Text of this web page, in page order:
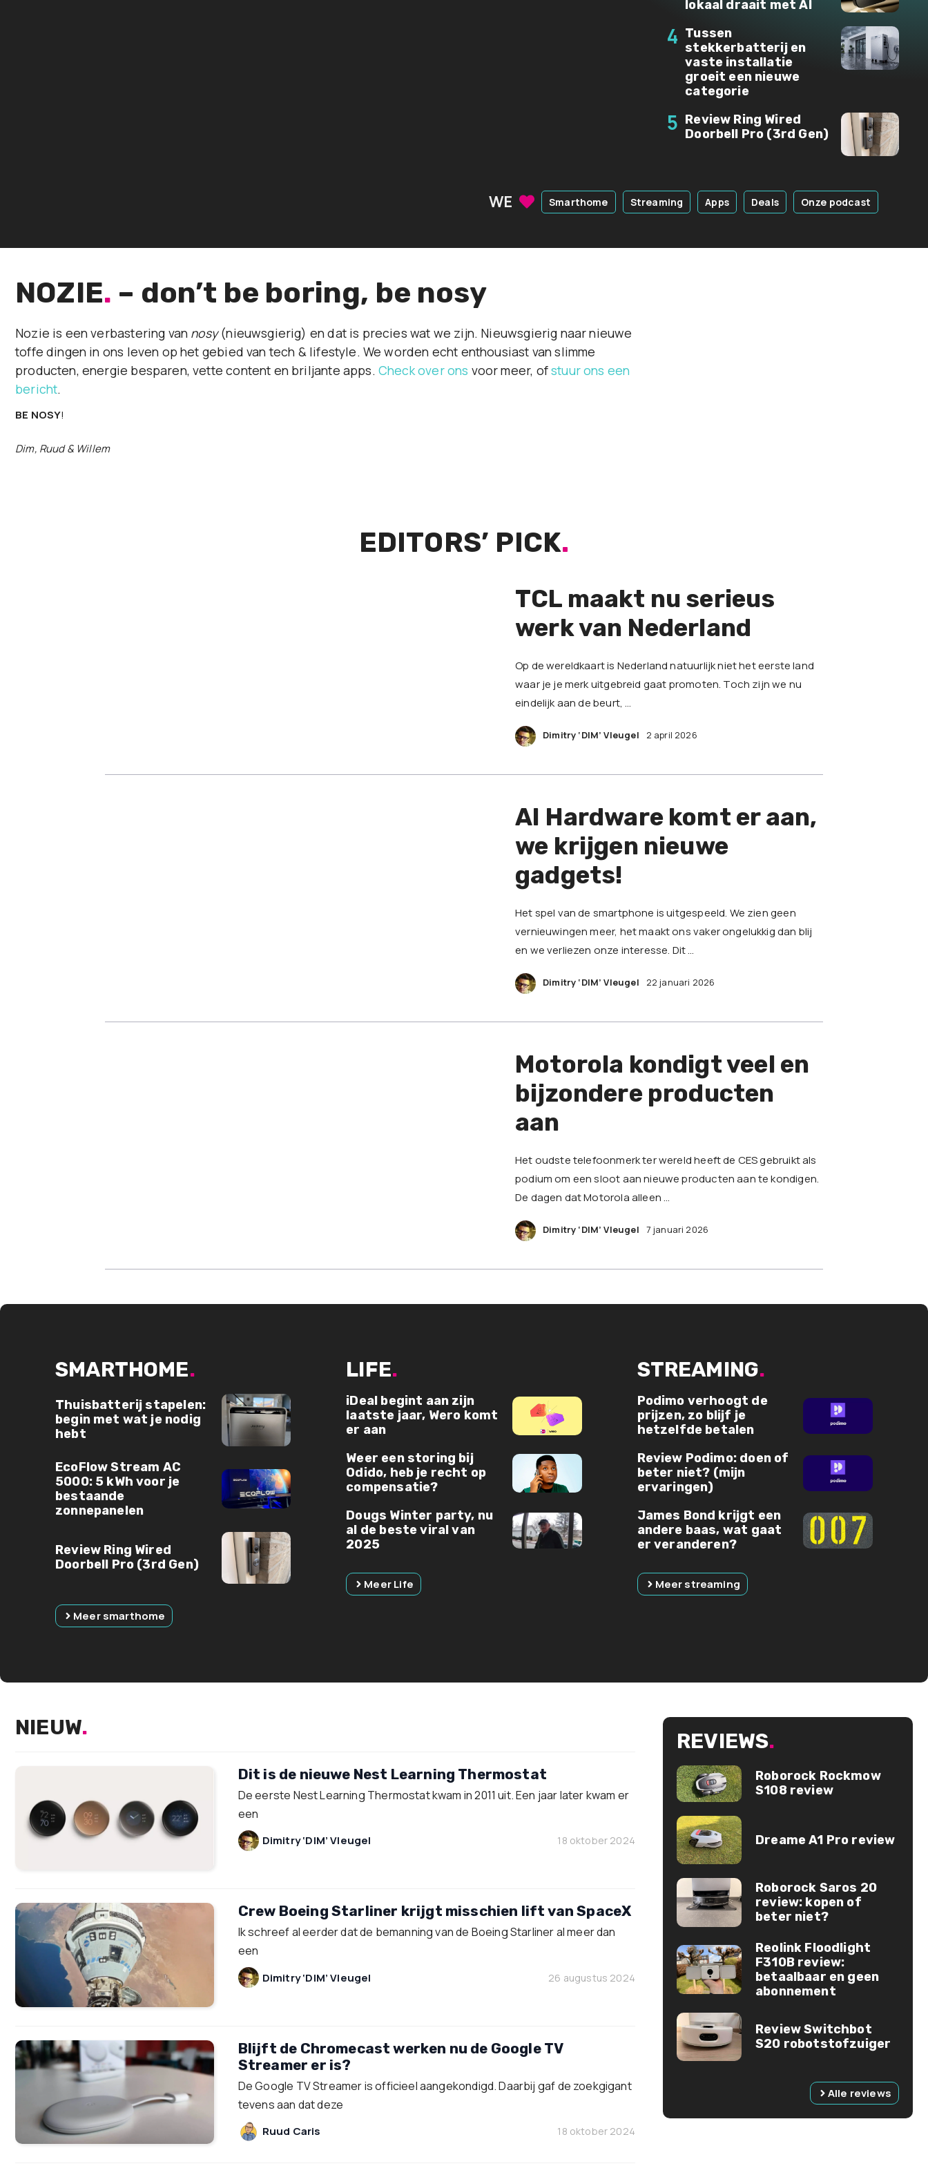
lokaal draait met AI
4 Tussen
stekkerbatterij en
vaste installatie
groeit een nieuwe
categorie
5 Review Ring Wired
Doorbell Pro (3rd Gen)
WE Smarthome Streaming Apps Deals Onze podcast
NOZIE. – don’t be boring, be nosy
Nozie is een verbastering van nosy(nieuwsgierig) en dat is precies wat we zijn. Nieuwsgierig naar nieuwe
toffe dingen in ons leven op het gebied van tech & lifestyle. We worden echt enthousiast van slimme
producten, energie besparen, vette content en briljante apps. Check over ons voor meer, ofstuur ons een
bericht.
BE NOSY!
Dim, Ruud & Willem
EDITORS’ PICK.
TCL maakt nu serieus
werk van Nederland
Op de wereldkaart is Nederland natuurlijk niet het eerste land
waar je je merk uitgebreid gaat promoten. Toch zijn we nu
eindelijk aan de beurt, …
Dimitry ‘DIM’ Vleugel 2 april 2026
AI Hardware komt er aan,
we krijgen nieuwe
gadgets!
Het spel van de smartphone is uitgespeeld. We zien geen
vernieuwingen meer, het maakt ons vaker ongelukkig dan blij
en we verliezen onze interesse. Dit …
Dimitry ‘DIM’ Vleugel 22 januari 2026
Motorola kondigt veel en
bijzondere producten
aan
Het oudste telefoonmerk ter wereld heeft de CES gebruikt als
podium om een sloot aan nieuwe producten aan te kondigen.
De dagen dat Motorola alleen …
Dimitry ‘DIM’ Vleugel 7 januari 2026
SMARTHOME.
Thuisbatterij stapelen:
begin met wat je nodig
hebt
EcoFlow Stream AC
5000: 5 kWh voor je
bestaande
zonnepanelen
Review Ring Wired
Doorbell Pro (3rd Gen)
Meer smarthome
LIFE.
iDeal begint aan zijn
laatste jaar, Wero komt
er aan
Weer een storing bij
Odido, heb je recht op
compensatie?
Dougs Winter party, nu
al de beste viral van
2025
Meer Life
STREAMING.
Podimo verhoogt de
prijzen, zo blijf je
hetzelfde betalen
Review Podimo: doen of
beter niet? (mijn
ervaringen)
James Bond krijgt een
andere baas, wat gaat
er veranderen?
Meer streaming
NIEUW.
Dit is de nieuwe Nest Learning Thermostat
De eerste Nest Learning Thermostat kwam in 2011 uit. Een jaar later kwam er
een
Dimitry ‘DIM’ Vleugel 18 oktober 2024
Crew Boeing Starliner krijgt misschien lift van SpaceX
Ik schreef al eerder dat de bemanning van de Boeing Starliner al meer dan
een
Dimitry ‘DIM’ Vleugel 26 augustus 2024
Blijft de Chromecast werken nu de Google TV
Streamer er is?
De Google TV Streamer is officieel aangekondigd. Daarbij gaf de zoekgigant
tevens aan dat deze
Ruud Caris 18 oktober 2024
REVIEWS.
Roborock Rockmow
S108 review
Dreame A1 Pro review
Roborock Saros 20
review: kopen of
beter niet?
Reolink Floodlight
F310B review:
betaalbaar en geen
abonnement
Review Switchbot
S20 robotstofzuiger
Alle reviews